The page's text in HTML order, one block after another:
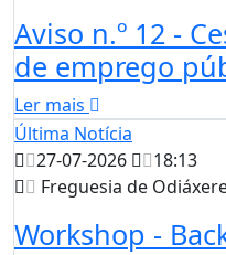
Aviso n.º 12 -
de emprego
Ler mais
Última Notícia
27-07-2026
18:13
Freguesia de
Workshop -